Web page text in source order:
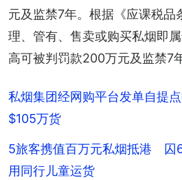
元及监禁7年。根据《应课税品
理、管有、售卖或购买私烟即
高可被判罚款200万元及监禁7年
私烟集团经网购平台发单自提
$105万货
5旅客携值百万元私烟抵港
用同行儿童运货